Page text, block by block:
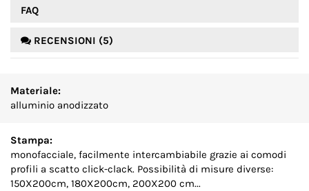
FAQ
RECENSIONI (5)
Materiale:
alluminio anodizzato
Stampa:
monofacciale, facilmente intercambiabile grazie ai comodi
profili a scatto click-clack. Possibilità di misure diverse:
150X200cm, 180X200cm, 200X200 cm...